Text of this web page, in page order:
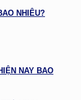
NHIÊU?
NAY BAO